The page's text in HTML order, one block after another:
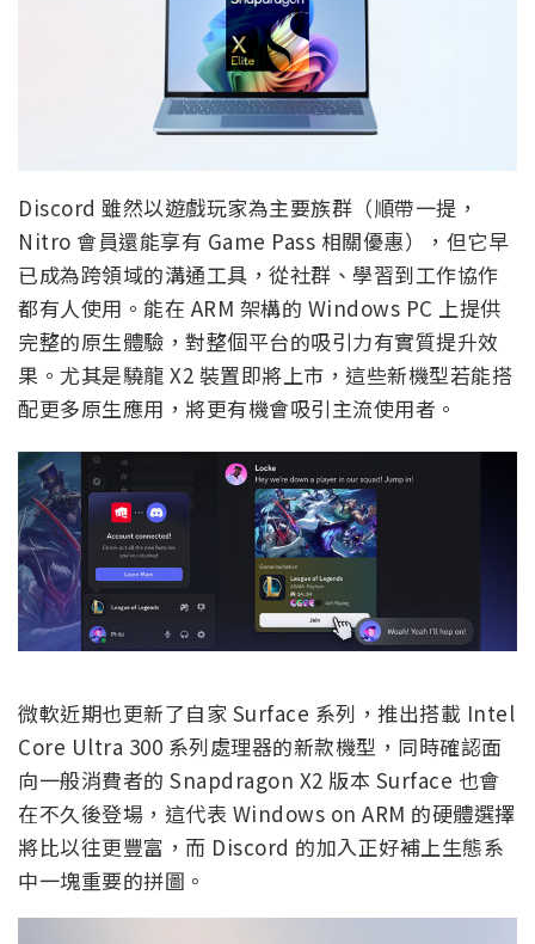
Discord 雖然以遊戲玩家為主要族群（順帶一提，
Nitro 會員還能享有 Game Pass 相關優惠），但它早
已成為跨領域的溝通工具，從社群、學習到工作協作
都有人使用。能在 ARM 架構的 Windows PC 上提供
完整的原生體驗，對整個平台的吸引力有實質提升效
果。尤其是驍龍 X2 裝置即將上市，這些新機型若能搭
配更多原生應用，將更有機會吸引主流使用者。
微軟近期也更新了自家 Surface 系列，推出搭載 Intel
Core Ultra 300 系列處理器的新款機型，同時確認面
向一般消費者的 Snapdragon X2 版本 Surface 也會
在不久後登場，這代表 Windows on ARM 的硬體選擇
將比以往更豐富，而 Discord 的加入正好補上生態系
中一塊重要的拼圖。